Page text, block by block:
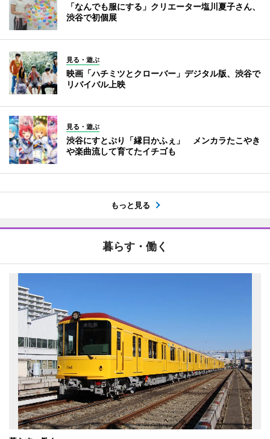
「なんでも服にする」クリエーター塩川夏子さん、
渋谷で初個展
見る・遊ぶ
映画「ハチミツとクローバー」デジタル版、渋谷で
リバイバル上映
見る・遊ぶ
渋谷にすとぷり「縁日かふぇ」 メンカラたこやき
や楽曲流して育てたイチゴも
もっと見る
暮らす・働く